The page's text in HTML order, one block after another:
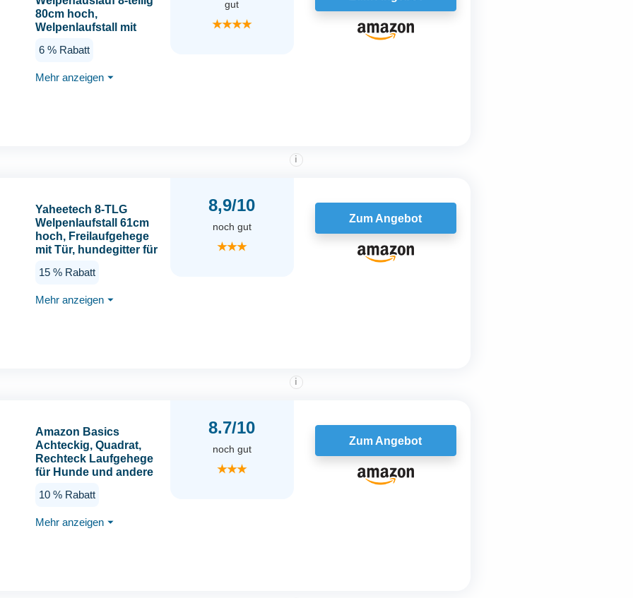
80cm hoch,
Welpenlaufstall mit
Geräuscharme Rohre,
Verstärkte Metalldrähte,
6 % Rabatt
Mehr anzeigen ⏷
gut
★★★★
Yaheetech 8-TLG
Welpenlaufstall 61cm
hoch, Freilaufgehege
mit Tür, hundegitter für
Tierlaufstall für Hund
Kaninchen, flexibel und
15 % Rabatt
Mehr anzeigen ⏷
8,9/10
i
noch gut
★★★
Zum Angebot
Amazon Basics
Achteckig, Quadrat,
Rechteck Laufgehege
für Hunde und andere
mit Tür, 152.4 x 152.4 x
10 % Rabatt
Mehr anzeigen ⏷
8.7/10
i
noch gut
★★★
Zum Angebot